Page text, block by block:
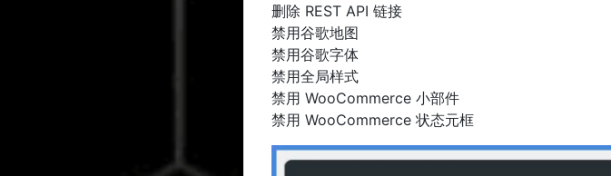
删除 REST API 链接
禁用谷歌地图
禁用谷歌字体
禁用全局样式
禁用 WooCommerce 小部件
禁用 WooCommerce 状态元框